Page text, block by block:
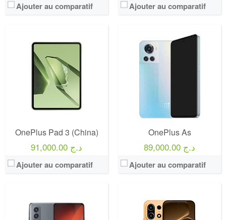
Ajouter au comparatif Ajouter au comparatif
OnePlus Pad 3 (China)
91,000.00 د.ج
Ajouter au comparatif
OnePlus As
89,000.00 د.ج
Ajouter au comparatif